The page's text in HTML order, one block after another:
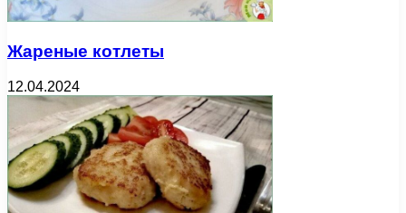
Жареные котлеты
12.04.2024